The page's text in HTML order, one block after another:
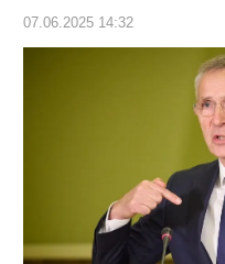
07.06.2025 14:32